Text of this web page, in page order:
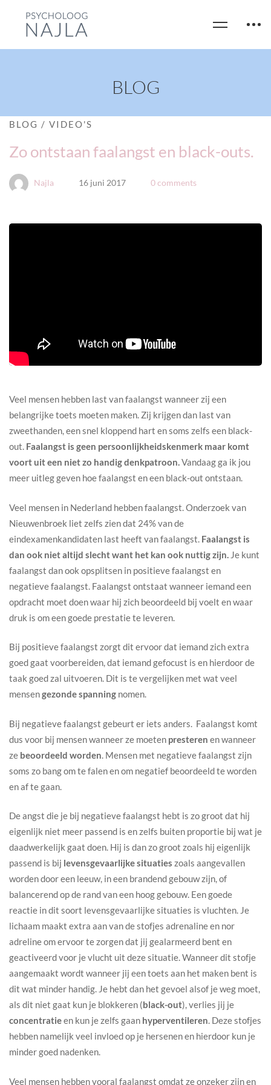
BLOG
BLOG / VIDEO'S
Zo ontstaan faalangst en black-outs.
Najla 16 juni 2017 0 comments
Veel mensen hebben last van faalangst wanneer zij een
belangrijke toets moeten maken. Zij krijgen dan last van
zweethanden, een snel kloppend hart en soms zelfs een black-
out. Faalangst is geen persoonlijkheidskenmerk maar komt
voort uit een niet zo handig denkpatroon.Vandaag ga ik jou
meer uitleg geven hoe faalangst en een black-out ontstaan.
Veel mensen in Nederland hebben faalangst. Onderzoek van
Nieuwenbroek liet zelfs zien dat 24% van de
eindexamenkandidaten last heeft van faalangst. Faalangst is
dan ook niet altijd slecht want het kan ook nuttig zijn. Je kunt
faalangst dan ook opsplitsen in positieve faalangst en
negatieve faalangst. Faalangst ontstaat wanneer iemand een
opdracht moet doen waar hij zich beoordeeld bij voelt en waar
druk is om een goede prestatie te leveren.
Bij positieve faalangst zorgt dit ervoor dat iemand zich extra
goed gaat voorbereiden, dat iemand gefocust is en hierdoor de
taak goed zal uitvoeren. Dit is te vergelijken met wat veel
mensengezonde spanning nomen.
Bij negatieve faalangst gebeurt er iets anders. Faalangst komt
dus voor bij mensen wanneer ze moeten presteren en wanneer
ze beoordeeld worden. Mensen met negatieve faalangst zijn
soms zo bang om te falen en om negatief beoordeeld te worden
en af te gaan.
De angst die je bij negatieve faalangst hebt is zo groot dat hij
eigenlijk niet meer passend is en zelfs buiten proportie bij wat je
daadwerkelijk gaat doen. Hij is dan zo groot zoals hij eigenlijk
passend is bij levensgevaarlijke situaties zoals aangevallen
worden door een leeuw, in een brandend gebouw zijn, of
balancerend op de rand van een hoog gebouw. Een goede
reactie in dit soort levensgevaarlijke situaties is vluchten. Je
lichaam maakt extra aan van de stofjes adrenaline en nor
adreline om ervoor te zorgen dat jij gealarmeerd bent en
geactiveerd voor je vlucht uit deze situatie. Wanneer dit stofje
aangemaakt wordt wanneer jij een toets aan het maken bent is
dit wat minder handig. Je hebt dan het gevoel alsof je weg moet,
als dit niet gaat kun je blokkeren (black-out), verlies jij je
concentratieen kun je zelfs gaan hyperventileren. Deze stofjes
hebben namelijk veel invloed op je hersenen en hierdoor kun je
minder goed nadenken.
Veel mensen hebben vooral faalangst omdat ze onzeker zijn en